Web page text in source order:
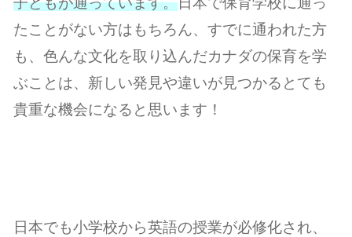
たことがない方はもちろん、すでに通われた方
も、色んな文化を取り込んだカナダの保育を学
ぶことは、新しい発見や違いが見つかるとても
貴重な機会になると思います！
日本でも小学校から英語の授業が必修化され、